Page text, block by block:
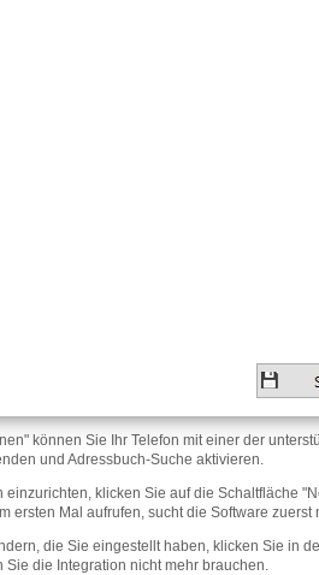
können Sie Ihr Telefon mit einer der
und Adressbuch-Suche aktivieren.
einzurichten, klicken Sie auf die Schaltfläche
ersten Mal aufrufen, sucht die Software
die Sie eingestellt haben, klicken Sie in
Sie die Integration nicht mehr brauchen.